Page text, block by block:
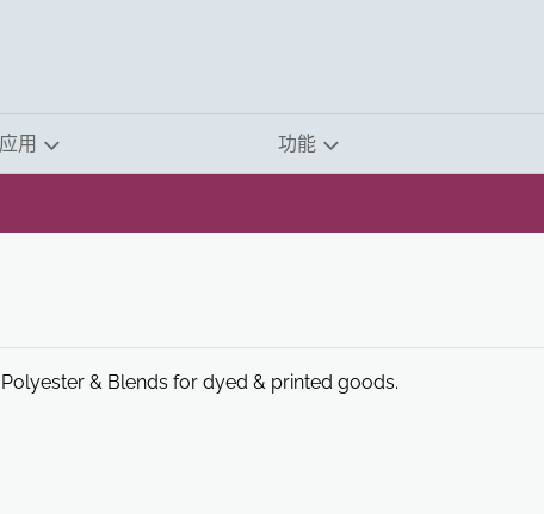
应用 功能
& Blends for dyed & printed goods.